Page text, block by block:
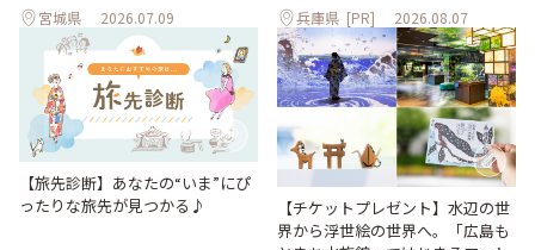
宮城県 2026.07.09 兵庫県 [PR] 2026.08.07
【旅先診断】あなたの“いま”にぴ
ったりな旅先が見つかる♪
【チケットプレゼント】水辺の世
界から浮世絵の世界へ。「広島も